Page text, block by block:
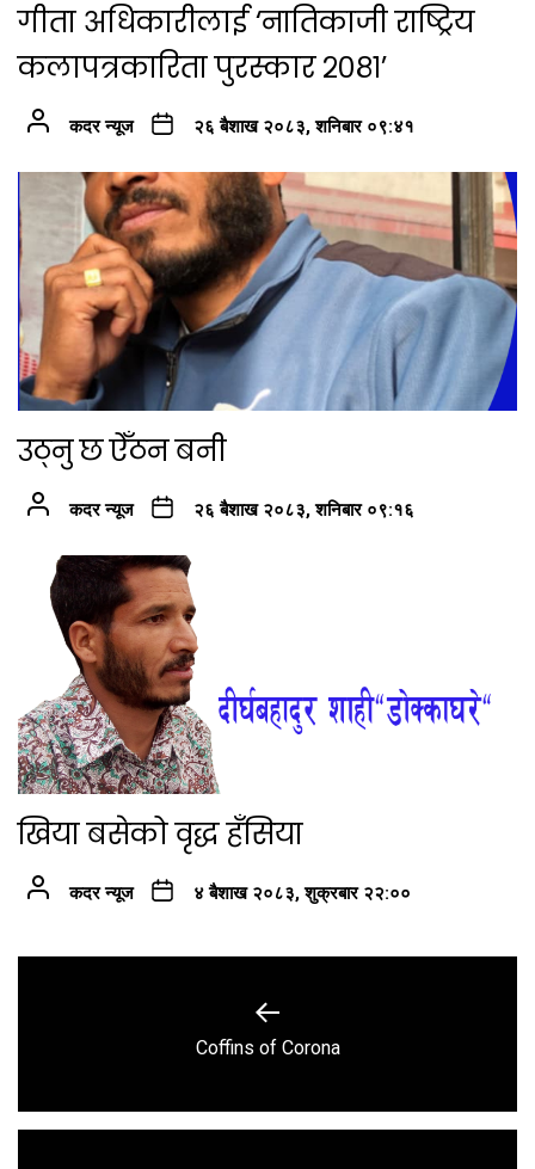
गीता अधिकारीलाई ‘नातिकाजी राष्ट्रिय
कलापत्रकारिता पुरस्कार २०८१’
कदर न्यूज २६ बैशाख २०८३, शनिबार ०९:४१
उठ्नु छ ऐँठन बनी
कदर न्यूज २६ बैशाख २०८३, शनिबार ०९:१६
खिया बसेको वृद्ध हँसिया
कदर न्यूज ४ बैशाख २०८३, शुक्रबार २२:००
Previous
Coffins of Corona